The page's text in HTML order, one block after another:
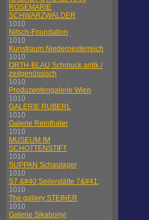
ROSEMARIE
SCHWARZWÄLDER
1010
Nitsch-Foundation
1010
Kunstraum Niederoesterreich
1010
ORTH-BLAU Schmuck antik /
zeitgenössisch
1010
Produzentengalerie Wien
1010
GALERIE RUBERL
1010
Galerie Reinthaler
1010
MUSEUM IM
SCHOTTENSTIFT
1010
SUPPAN Schaulager
1010
S7 &#40;Seilerstätte 7&#41;
1010
The gallery STEINER
1010
Galerie Sikabonyi